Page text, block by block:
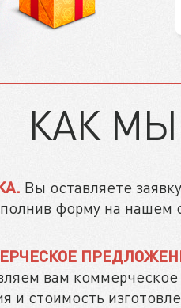
КАК
Вы оставляете
форму на нашем
вам
и стоимость